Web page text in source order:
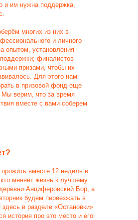
и им нужна поддержка,
многих из них в
и личного
опытом, установления
финалистов
призами, чтобы их
Для этого нам
в призовой фонд еще
Мы верим, что за время
вместе с вами соберем
вместе 12 недель в
меняет жизнь к лучшему.
Анциферовский Бор, а
будем переезжать в
в разделе «Остановки»
история про это место и его